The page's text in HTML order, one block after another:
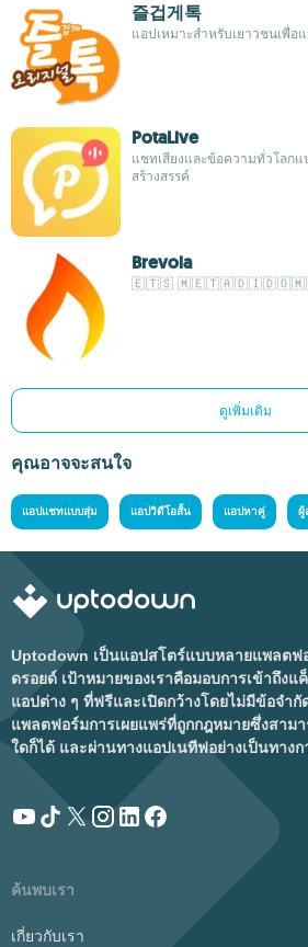
즐겁게톡
แอปเหมาะสำหรับเยาวชนเพื่อ
PotaLive
แชทเสียงและข้อความทั่วโลกแ
สร้างสรรค์
Brevola
🇪 🇹 🇸 🇲 🇪 🇹 🇦 🇩 🇮 🇩 🇴 🇲
ดูเพิ่มเติม
คุณอาจจะสนใจ
แอปแชทแบบสุ่ม แอปวิดีโอสั้น แอปหาคู่ ผู้
Uptodown เป็นแอปสโตร์แบบหลายแพลต
ดรอยด์ เป้าหมายของเราคือมอบการเข้าถึง
แอปต่าง ๆ ที่ฟรีและเปิดกว้างโดยไม่มีข้อจำ
แพลตฟอร์มการเผยแพร่ที่ถูกกฎหมายซึ่งสามา
ใดก็ได้ และผ่านทางแอปเนทีฟอย่างเป็นทางก
ค้นพบเรา
เกี่ยวกับเรา